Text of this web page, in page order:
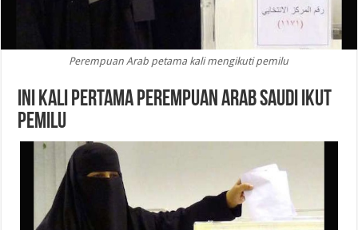
Perempuan Arab petama kali mengikuti pemilu
Ini Kali Pertama Perempuan Arab Saudi Ikut
Pemilu